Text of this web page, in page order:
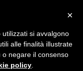

×
si avvalgono
alle finalità illustrate
o negare il consenso
policy